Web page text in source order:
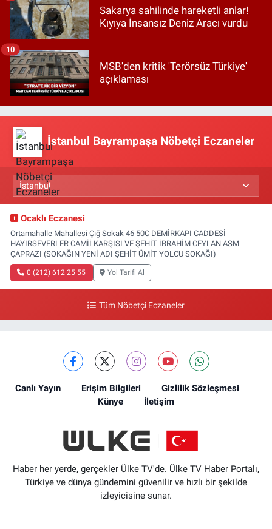
Sakarya sahilinde hareketli anlar!
Kıyıya İnsansız Deniz Aracı vurdu
MSB'den kritik 'Terörsüz Türkiye'
açıklaması
10
İstanbul Bayrampaşa Nöbetçi Eczaneler
Ocaklı Eczanesi
Ortamahalle Mahallesi Çığ Sokak 46 50C DEMİRKAPI CADDESİ
HAYIRSEVERLER CAMİİ KARŞISI VE ŞEHİT İBRAHİM CEYLAN ASM
ÇAPRAZI (SOKAĞIN YENİ ADI ŞEHİT ÜMİT YOLCU SOKAĞI)
0 (212) 612 25 55 Yol Tarifi Al
Tüm Nöbetçi Eczaneler
Canlı Yayın Erişim Bilgileri
Gizlilik Sözleşmesi
Künye
İletişim
Haber her yerde, gerçekler Ülke TV'de. Ülke TV Haber Portalı,
Türkiye ve dünya gündemini güvenilir ve hızlı bir şekilde
izleyicisine sunar.